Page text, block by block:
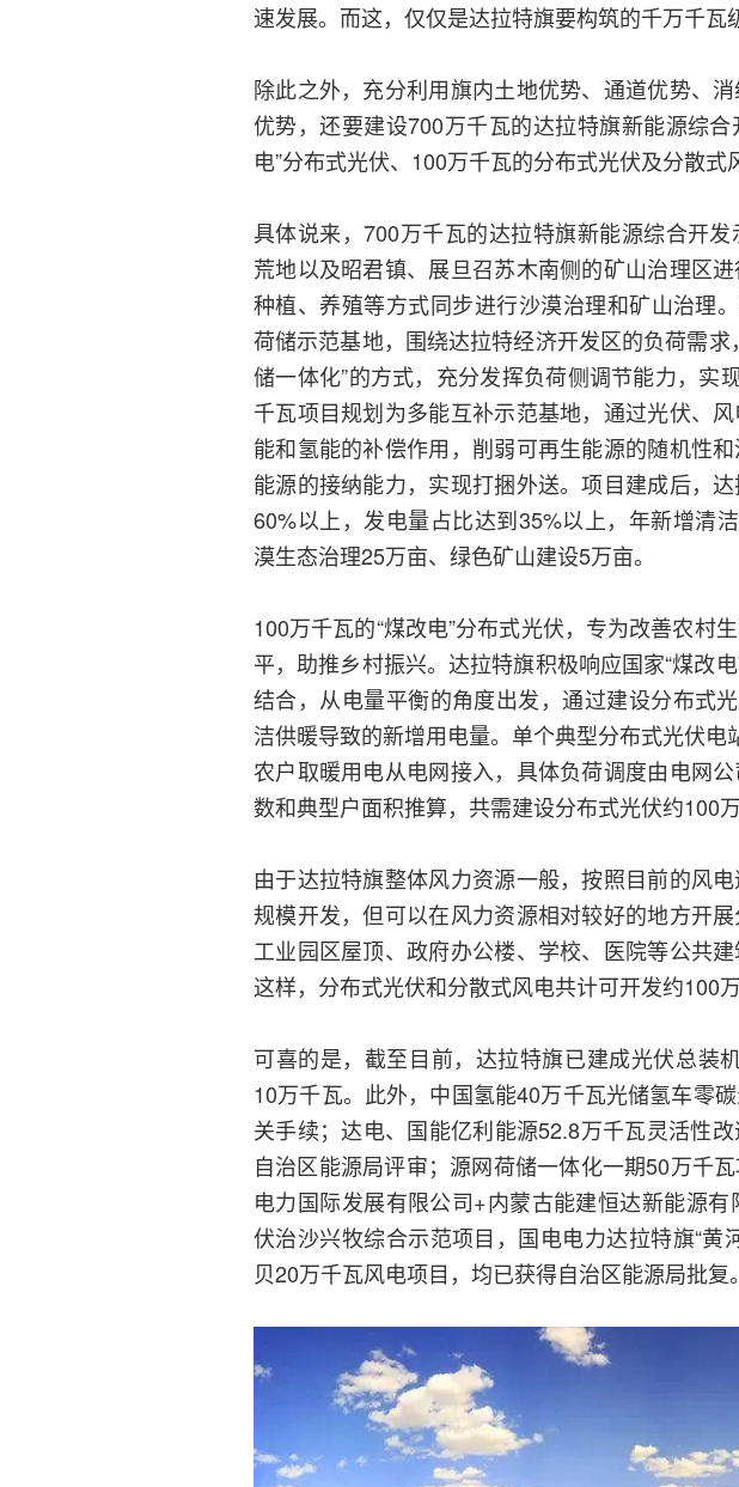
速发展。而这，仅仅是达拉特旗要构筑的千万千瓦
除此之外，充分利用旗内土地优势、通道优势、
优势，还要建设700万千瓦的达拉特旗新能源综
电”分布式光伏、100万千瓦的分布式光伏及分散式
具体说来，700万千瓦的达拉特旗新能源综合开
荒地以及昭君镇、展旦召苏木南侧的矿山治理区
种植、养殖等方式同步进行沙漠治理和矿山治理
荷储示范基地，围绕达拉特经济开发区的负荷需
储一体化”的方式，充分发挥负荷侧调节能力，实
千瓦项目规划为多能互补示范基地，通过光伏、
能和氢能的补偿作用，削弱可再生能源的随机性
能源的接纳能力，实现打捆外送。项目建成后，
60%以上，发电量占比达到35%以上，年新增清
漠生态治理25万亩、绿色矿山建设5万亩。
100万千瓦的“煤改电”分布式光伏，专为改善农村
平，助推乡村振兴。达拉特旗积极响应国家“煤改
结合，从电量平衡的角度出发，通过建设分布式
洁供暖导致的新增用电量。单个典型分布式光伏电
农户取暖用电从电网接入，具体负荷调度由电网
数和典型户面积推算，共需建设分布式光伏约100万
由于达拉特旗整体风力资源一般，按照目前的风
规模开发，但可以在风力资源相对较好的地方开
工业园区屋顶、政府办公楼、学校、医院等公共
这样，分布式光伏和分散式风电共计可开发约100万
可喜的是，截至目前，达拉特旗已建成光伏总装
10万千瓦。此外，中国氢能40万千瓦光储氢车零
关手续；达电、国能亿利能源52.8万千瓦灵活性
自治区能源局评审；源网荷储一体化一期50万千
电力国际发展有限公司+内蒙古能建恒达新能源
伏治沙兴牧综合示范项目，国电电力达拉特旗“黄
贝20万千瓦风电项目，均已获得自治区能源局批复。